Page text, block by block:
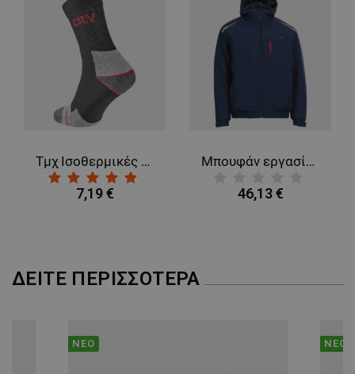
Τμχ Ισοθερμικές κάλτσες CHERTAN - 3
7,19 €
Μπουφάν εργασίας REVOLT SOFTSHELL WINTER NAVY BLUE/BLACK
46,13 €
ΔΕΊΤΕ ΠΕΡΙΣΣΌΤΕΡΑ
ΝΈΟ ΝΈΟ
ΜΗ ΤΑΞΙΝΟΜΗΜΈΝΑ